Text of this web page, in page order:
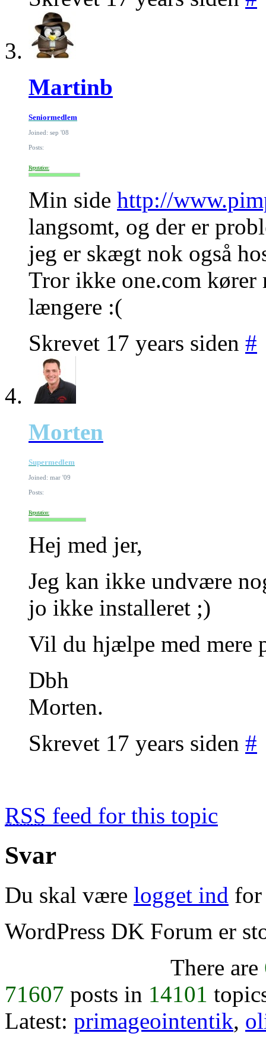
Martinb
Seniormedlem
Joined: sep '08
Posts:
Reputation:
Min side http://
langsomt, og der er
jeg er skægt nok også
Tror ikke one.com kører
længere :(
Skrevet 17 years siden #
Morten
Supermedlem
Joined: mar '09
Posts:
Reputation:
Hej med jer,
Jeg kan ikke undvære
jo ikke installeret ;)
Vil du hjælpe med mere
Dbh
Morten.
Skrevet 17 years siden #
RSS feed for this topic
Svar
Du skal være logget ind for
WordPress DK Forum er
There are
71607 posts in 14101
Latest: primageointentik,